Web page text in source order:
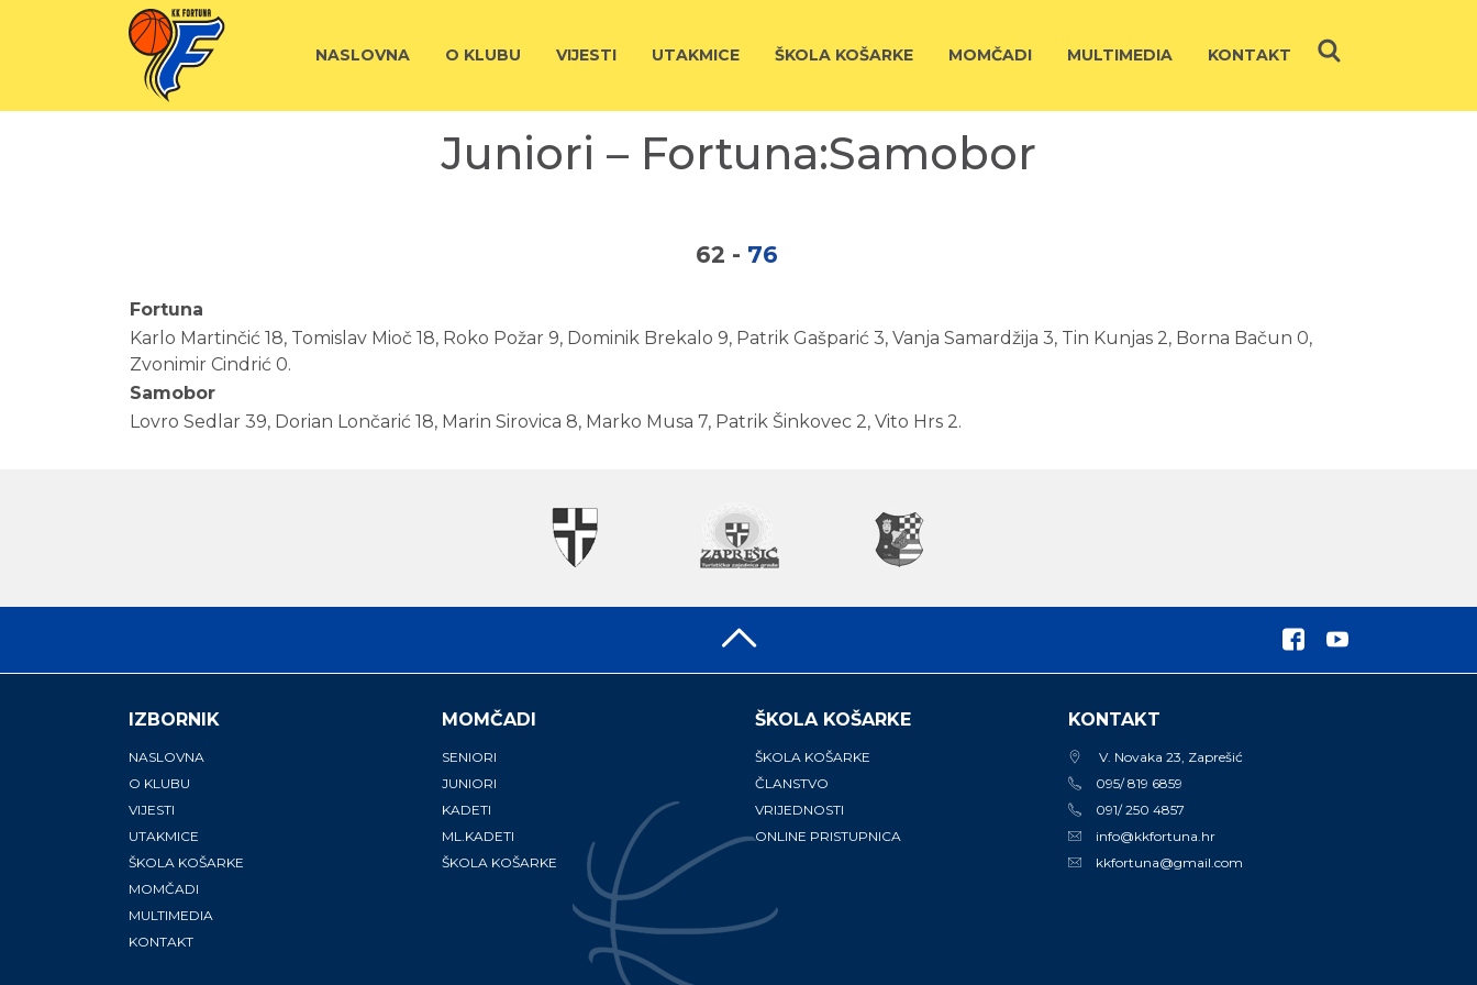
NASLOVNA O KLUBU VIJESTI UTAKMICE ŠKOLA KOŠARKE MOMČADI MULTIMEDIA KONTAKT
Juniori – Fortuna:Samobor
62 - 76
Fortuna
Karlo Martinčić 18, Tomislav Mioč 18, Roko Požar 9, Dominik Brekalo 9, Patrik Gašparić 3, Vanja Samardžija 3, Tin Kunjas 2, Borna Bačun 0,
Zvonimir Cindrić 0.
Samobor
Lovro Sedlar 39, Dorian Lončarić 18, Marin Sirovica 8, Marko Musa 7, Patrik Šinkovec 2, Vito Hrs 2.
IZBORNIK
NASLOVNA
O KLUBU
VIJESTI
UTAKMICE
ŠKOLA KOŠARKE
MOMČADI
MULTIMEDIA
KONTAKT
MOMČADI
SENIORI
JUNIORI
KADETI
ML.KADETI
ŠKOLA KOŠARKE
ŠKOLA KOŠARKE
ŠKOLA KOŠARKE
ČLANSTVO
VRIJEDNOSTI
ONLINE PRISTUPNICA
KONTAKT
V. Novaka 23, Zaprešić
095/ 819 6859
091/ 250 4857
info@kkfortuna.hr
kkfortuna@gmail.com